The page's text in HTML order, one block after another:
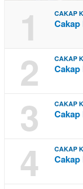
1 CAKAP
2 CAKAP
3 CAKAP
4 CAKAP